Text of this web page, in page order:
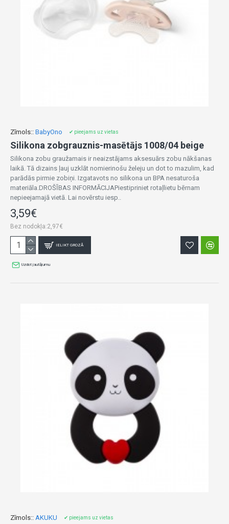
Zīmols:: BabyOno ✔ pieejams uz vietas
Silikona zobgrauznis-masētājs 1008/04 beige
Silikona zobu graužamais ir neaizstājams aksesuārs zobu nākšanas
laikā. Tā dizains ļauj uzklāt nomierinošu želeju un dot to mazulim, kad
parādās pirmie zobiņi. Izgatavots no silikona un BPA nesaturoša
materiāla.DROŠĪBAS INFORMĀCIJAPiestipriniet rotaļlietu bērnam
nepieejamajā vietā. Lai novērstu iesp..
3,59€
Bez nodokļa:2,97€
IELIKT GROZĀ
Uzdot jautājumu
Zīmols:: AKUKU ✔ pieejams uz vietas